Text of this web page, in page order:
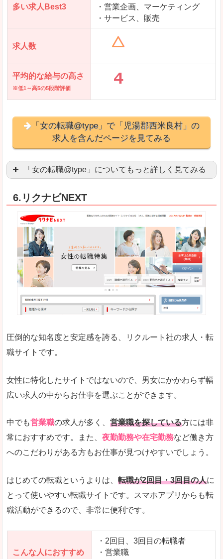
多い求人Best3
・営業企画、マーケティング
・サービス、販売
求人数
平均的な給与の高さ
※低1～高5の5段階評価
「女の転職@type」で「児湯郡西米良村」の
求人を含んだページを見てみる
「女の転職@type」についてもっと詳しく見てみる
良いところ
正社員求人が約80％、正社員で長く働きたい方に
働く女のワーク＆ライフマガジン「woman type
悪いところ
求人の掲載数が少ないです。
求人の掲載情報の文字が小さめで、少し見づらい
詳しい説明
女性でエンジニア職への転職をお考えの方は、こ
エンジニア職の求人においては、ほかにない専門
求人数が少ないので、逆に探しやすいといった一
求人を含んだページを見てみる
6.リクナビNEXT
圧倒的な知名度と安定感を誇る、リクルート社の求人・転
職サイトです。
女性に特化したサイトではないので、男女にかかわらず幅
広い求人の中からお仕事を選ぶことができます。
中でも営業職の求人が多く、 営業職を探している方には非
常におすすめです。また、 夜勤勤務や在宅勤務など働き方
へのこだわりがある方もお仕事が見つけやすいでしょう。
はじめての転職というよりは、 転職が2回目・3回目の人に
とって使いやすい転職サイトです。スマホアプリからも転
職活動ができるので、非常に便利です。
こんな人におすすめ
・2回目、3回目の転職者
・営業職